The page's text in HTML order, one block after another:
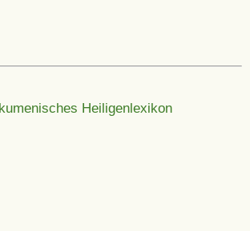
Heiligenlexikon